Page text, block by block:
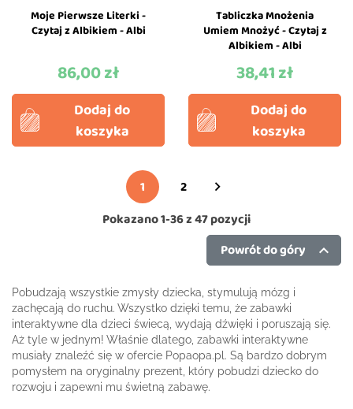
Moje Pierwsze Literki -
Czytaj z Albikiem - Albi
Cena
86,00 zł
Dodaj do
koszyka
Tabliczka Mnożenia
Umiem Mnożyć - Czytaj z
Albikiem - Albi
Cena
38,41 zł
Dodaj do
koszyka
1 2 
Pokazano 1-36 z 47 pozycji
Powrót do góry

Pobudzają wszystkie zmysły dziecka, stymulują mózg i
zachęcają do ruchu. Wszystko dzięki temu, że zabawki
interaktywne dla dzieci świecą, wydają dźwięki i poruszają się.
Aż tyle w jednym! Właśnie dlatego, zabawki interaktywne
musiały znaleźć się w ofercie Popaopa.pl. Są bardzo dobrym
pomysłem na oryginalny prezent, który pobudzi dziecko do
rozwoju i zapewni mu świetną zabawę.